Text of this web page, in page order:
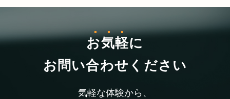
お気軽に
お問い合わせください
気軽な体験から、